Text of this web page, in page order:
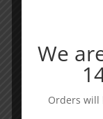
We
Orders will